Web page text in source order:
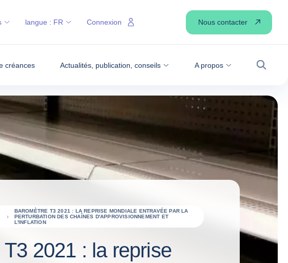
créances Actualités, publication, conseils A propos
langue : FR Connexion Nous contacter
BAROMÈTRE T3 2021 : LA REPRISE MONDIALE ENTRAVÉE PAR LA
PERTURBATION DES CHAÎNES D'APPROVISIONNEMENT ET
L'INFLATION
2021 : la reprise